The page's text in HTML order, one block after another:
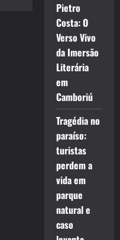
Pietro
Costa: O
Verso Vivo
da Imersão
Literária
em
Camboriú
Tragédia no
paraíso:
turistas
perdem a
vida em
parque
natural e
caso